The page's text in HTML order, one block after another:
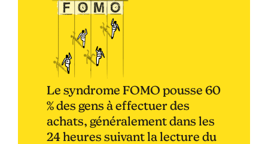
Le syndrome FOMO pousse 60
% des gens à effectuer des
achats, généralement dans les
24 heures suivant la lecture du